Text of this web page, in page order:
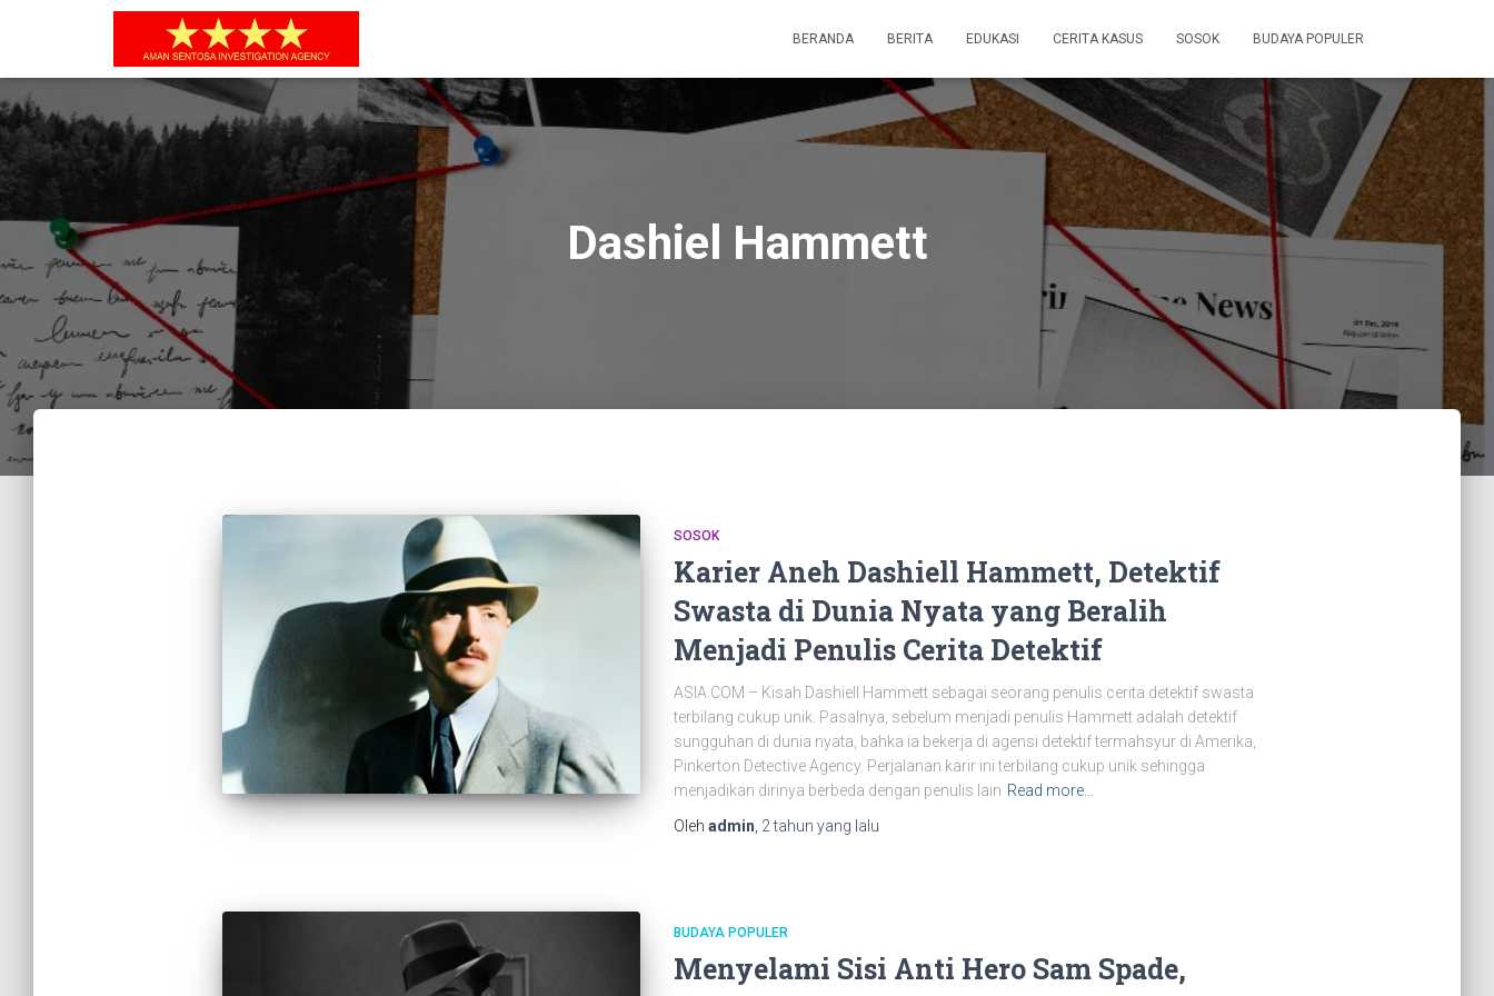
BERANDA BERITA EDUKASI CERITA KASUS SOSOK BUDAYA POPULER
Dashiel Hammett
SOSOK
Karier Aneh Dashiell Hammett, Detektif
Swasta di Dunia Nyata yang Beralih
Menjadi Penulis Cerita Detektif
ASIA.COM – Kisah Dashiell Hammett sebagai seorang penulis cerita detektif swasta
terbilang cukup unik. Pasalnya, sebelum menjadi penulis Hammett adalah detektif
sungguhan di dunia nyata, bahka ia bekerja di agensi detektif termahsyur di Amerika,
Pinkerton Detective Agency. Perjalanan karir ini terbilang cukup unik sehingga
menjadikan dirinya berbeda dengan penulis lain Read more…
Oleh admin 2 tahun yang lalu
BUDAYA POPULER
Menyelami Sisi Anti Hero Sam Spade,